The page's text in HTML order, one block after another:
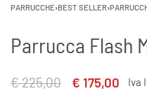
PARRUCCHE›BEST SELLER›
Parrucca Flash
€225,00 € 175,00 Iva